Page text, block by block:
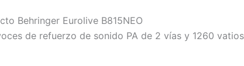
Behringer Eurolive B815NEO
de refuerzo de sonido PA de 2 vías y 1260